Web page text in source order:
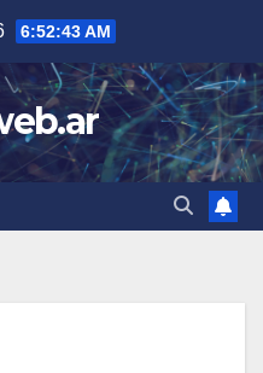
6:52:44 AM